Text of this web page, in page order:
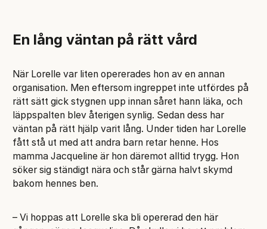
En lång väntan på rätt vård
När Lorelle var liten opererades hon av en annan
organisation. Men eftersom ingreppet inte utfördes på
rätt sätt gick stygnen upp innan såret hann läka, och
läppspalten blev återigen synlig. Sedan dess har
väntan på rätt hjälp varit lång. Under tiden har Lorelle
fått stå ut med att andra barn retar henne. Hos
mamma Jacqueline är hon däremot alltid trygg. Hon
söker sig ständigt nära och står gärna halvt skymd
bakom hennes ben.
– Vi hoppas att Lorelle ska bli opererad den här